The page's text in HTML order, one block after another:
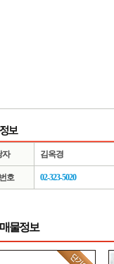
자 김옥경
호 02-323-5020
물정보